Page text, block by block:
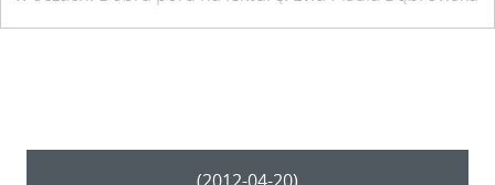
tłumaczy Kazimierz…